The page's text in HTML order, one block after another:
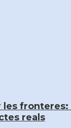
les fronteres:
reals